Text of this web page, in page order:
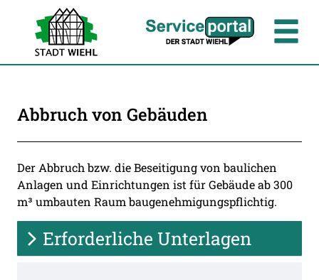
Zum Hauptinhalt springen
Zum Header
Zum Hauptinhalt
Zum Footer
Abbruch von Gebäuden
Beschreibung
Der Abbruch bzw. die Beseitigung von baulichen
Anlagen und Einrichtungen ist für Gebäude ab 300
m³ umbauten Raum baugenehmigungspflichtig.
Erforderliche Unterlagen